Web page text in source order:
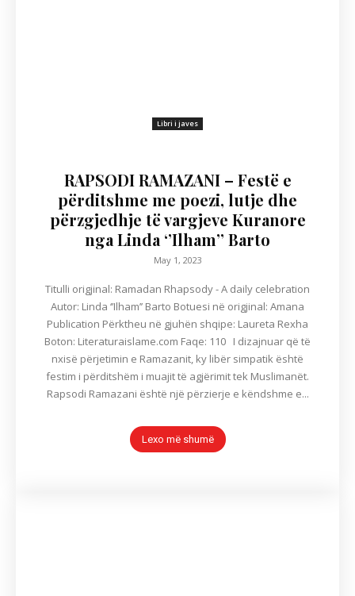
Libri i javes
RAPSODI RAMAZANI – Festë e
përditshme me poezi, lutje dhe
përzgjedhje të vargjeve Kuranore
nga Linda ‘’Ilham’’ Barto
May 1, 2023
Titulli origjinal: Ramadan Rhapsody - A daily celebration
Autor: Linda ‘’Ilham’’ Barto Botuesi në origjinal: Amana
Publication Përktheu në gjuhën shqipe: Laureta Rexha
Boton: Literaturaislame.com Faqe: 110 I dizajnuar që të
nxisë përjetimin e Ramazanit, ky libër simpatik është
festim i përditshëm i muajit të agjërimit tek Muslimanët.
Rapsodi Ramazani është një përzierje e këndshme e...
Lexo më shumë